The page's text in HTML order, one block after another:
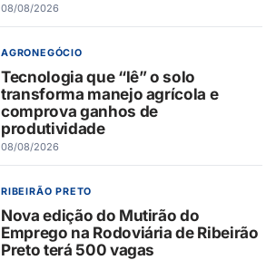
08/08/2026
AGRONEGÓCIO
Tecnologia que “lê” o solo
transforma manejo agrícola e
comprova ganhos de
produtividade
08/08/2026
RIBEIRÃO PRETO
Nova edição do Mutirão do
Emprego na Rodoviária de Ribeirão
Preto terá 500 vagas